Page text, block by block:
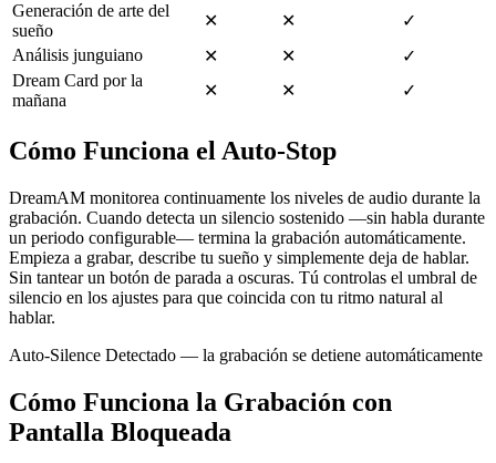
Generación de arte del
sueño
✕ ✕
✓
Análisis junguiano
✕ ✕
✓
Dream Card por la
mañana
✕ ✕ ✓
Cómo Funciona el Auto-Stop
DreamAM monitorea continuamente los niveles de audio durante la
grabación. Cuando detecta un silencio sostenido —sin habla durante
un periodo configurable— termina la grabación automáticamente.
Empieza a grabar, describe tu sueño y simplemente deja de hablar.
Sin tantear un botón de parada a oscuras. Tú controlas el umbral de
silencio en los ajustes para que coincida con tu ritmo natural al
hablar.
Auto-Silence Detectado — la grabación se detiene automáticamente
Cómo Funciona la Grabación con
Pantalla Bloqueada